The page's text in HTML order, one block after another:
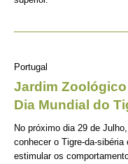
Portugal
Jardim
Dia Mundial do
No próximo dia 29 de
conhecer o Tigre-da-sibéria
estimular os